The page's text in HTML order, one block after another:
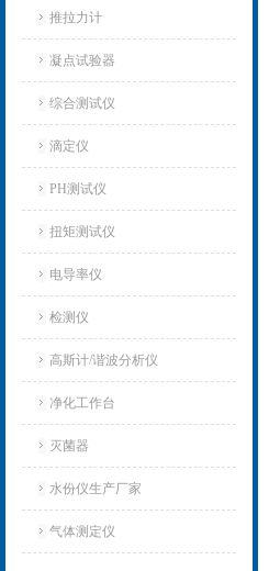
推拉力计
凝点试验器
综合测试仪
滴定仪
PH测试仪
扭矩测试仪
电导率仪
检测仪
高斯计/谐波分析仪
净化工作台
灭菌器
水份仪生产厂家
气体测定仪